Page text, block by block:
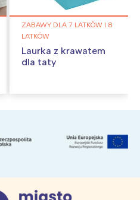
ZABAWY DLA 7 LATKÓW I 8
LATKÓW
Laurka z krawatem
dla taty